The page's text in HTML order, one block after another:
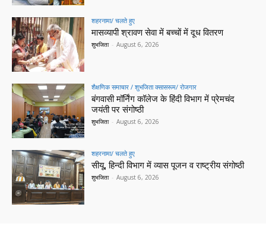
शहरनामा/ चलते हुए
मासव्यापी श्रावण सेवा में बच्चों में दूध वितरण
शुभजिता - August 6, 2026
शैक्षणिक समाचार / शुभजिता क्सासरूम/ रोजगार
बंगवासी मॉर्निंग कॉलेज के हिंदी विभाग में प्रेमचंद
जयंती पर संगोष्ठी
शुभजिता - August 6, 2026
शहरनामा/ चलते हुए
सीयू, हिन्दी विभाग में व्यास पूजन व राष्ट्रीय संगोष्ठी
शुभजिता - August 6, 2026